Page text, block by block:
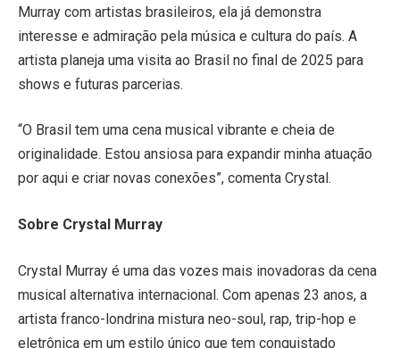
Murray com artistas brasileiros, ela já demonstra
interesse e admiração pela música e cultura do país. A
artista planeja uma visita ao Brasil no final de 2025 para
shows e futuras parcerias.
“O Brasil tem uma cena musical vibrante e cheia de
originalidade. Estou ansiosa para expandir minha atuação
por aqui e criar novas conexões”, comenta Crystal.
Sobre Crystal Murray
Crystal Murray é uma das vozes mais inovadoras da cena
musical alternativa internacional. Com apenas 23 anos, a
artista franco-londrina mistura neo-soul, rap, trip-hop e
eletrônica em um estilo único que tem conquistado